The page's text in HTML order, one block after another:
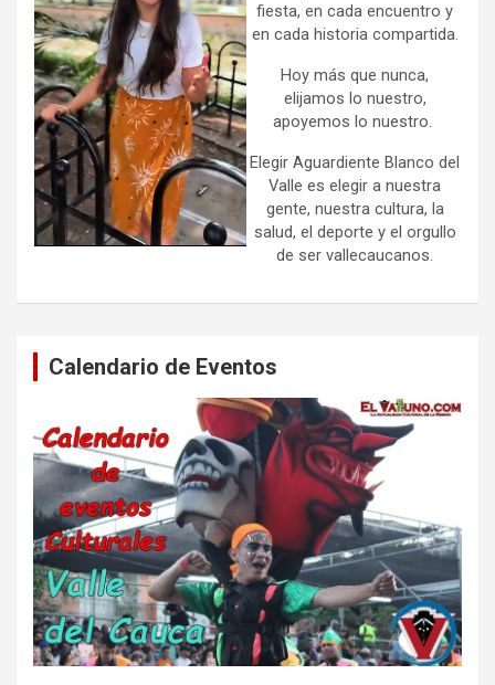
fiesta, en cada encuentro y
en cada historia compartida.
Hoy más que nunca,
elijamos lo nuestro,
apoyemos lo nuestro.
Elegir Aguardiente Blanco del
Valle es elegir a nuestra
gente, nuestra cultura, la
salud, el deporte y el orgullo
de ser vallecaucanos.
Calendario de Eventos